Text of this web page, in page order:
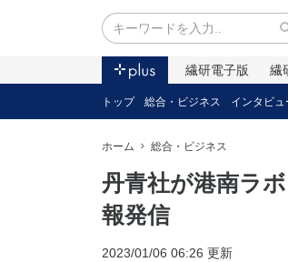
繊研電子版 繊
トップ 総合・ビジネス インタビュ
ホーム 総合・ビジネス
丹青社が港南ラ
報発信
2023/01/06 06:26 更新